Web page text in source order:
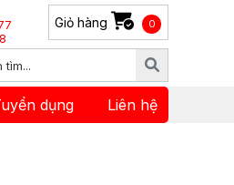
Giỏ hàng 0
dụng Liên hệ